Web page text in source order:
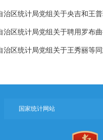
治区统计局党组关于央吉和王
治区统计局党组关于聘用罗布
治区统计局党组关于王秀丽等
国家统计网站